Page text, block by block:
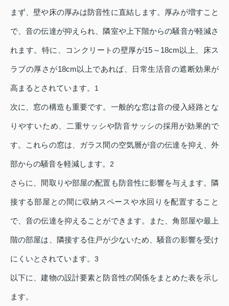
まず、壁や床の厚みは防音性に直結します。厚みが増すこと
で、音の伝達が抑えられ、隣室や上下階からの騒音が軽減さ
れます。特に、コンクリートの壁厚が15～18cm以上、床ス
ラブの厚さが18cm以上であれば、日常生活音の遮断効果が
高まるとされています。 1
次に、窓の構造も重要です。一般的な窓は音の侵入経路とな
りやすいため、二重サッシや防音サッシの採用が効果的で
す。これらの窓は、ガラス間の空気層が音の伝達を抑え、外
部からの騒音を軽減します。 2
さらに、間取りや部屋の配置も防音性に影響を与えます。隣
接する部屋との間に収納スペースや水回りを配置すること
で、音の伝達を抑えることができます。また、角部屋や最上
階の部屋は、隣接する住戸が少ないため、騒音の影響を受け
にくいとされています。 3
以下に、建物の設計要素と防音性の関係をまとめた表を示し
ます。